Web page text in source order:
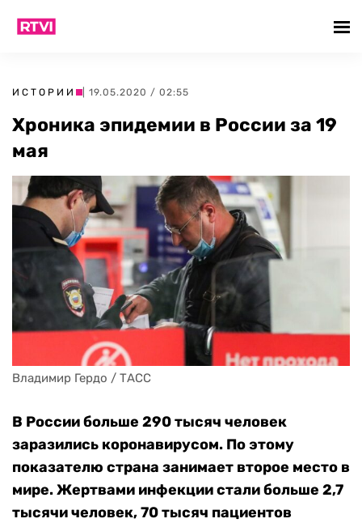
ИСТОРИИ | 19.05.2020 / 02:55
Хроника эпидемии в России за 19
мая
Владимир Гердо / ТАСС
В России больше 290 тысяч человек
заразились коронавирусом. По этому
показателю страна занимает второе место в
мире. Жертвами инфекции стали больше 2,7
тысячи человек, 70 тысяч пациентов